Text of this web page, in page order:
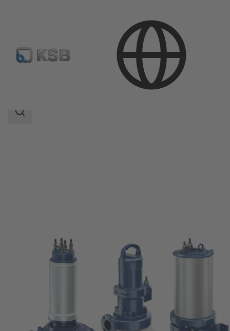
Каталог продукции Amarex KRT
Область